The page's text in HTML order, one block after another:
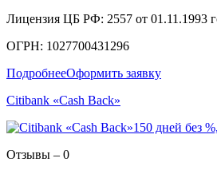
Лицензия ЦБ РФ: 2557 от 01.11.1993
ОГРН: 1027700431296
ПодробнееОформить заявку
Citibank «Cash Back»
150 дней без
Отзывы – 0